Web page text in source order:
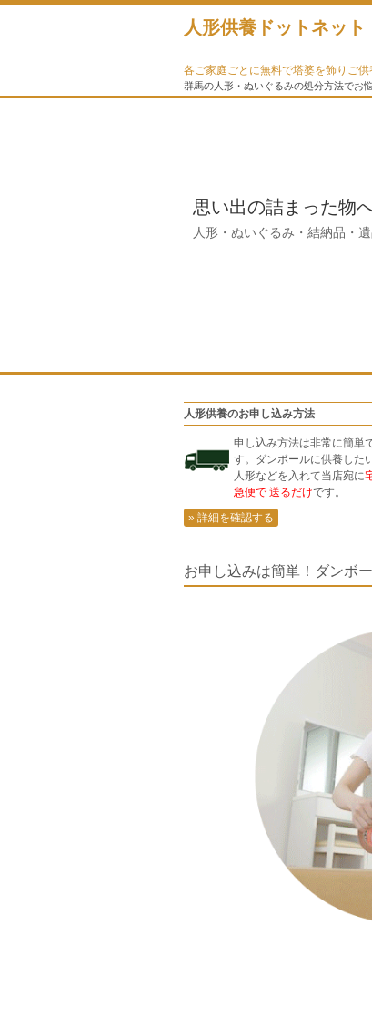
人形供養ドットネット
各ご家庭ごとに無料で塔婆を飾りご供
群馬の人形・ぬいぐるみの処分方法でお
思い出の詰まった物
人形・ぬいぐるみ・結納品・
人形供養のお申し込み方法
申し込み方法は非常に簡単
す。ダンボールに供養した
人形などを入れて当店宛に
急便で 送るだけです。
» 詳細を確認する
お申し込みは簡単！ダンボ